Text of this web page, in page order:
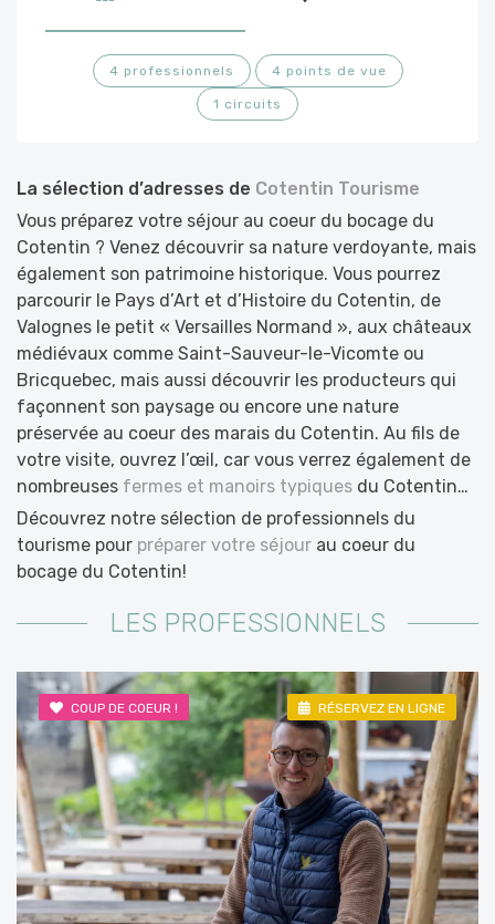
4 professionnels 4 points de vue
1 circuits
La sélection d’adresses de Cotentin Tourisme
Vous préparez votre séjour au coeur du bocage du
Cotentin ? Venez découvrir sa nature verdoyante, mais
également son patrimoine historique. Vous pourrez
parcourir le Pays d’Art et d’Histoire du Cotentin, de
Valognes le petit « Versailles Normand », aux châteaux
médiévaux comme Saint-Sauveur-le-Vicomte ou
Bricquebec, mais aussi découvrir les producteurs qui
façonnent son paysage ou encore une nature
préservée au coeur des marais du Cotentin. Au fils de
votre visite, ouvrez l’œil, car vous verrez également de
nombreuses fermes et manoirs typiques du Cotentin…
Découvrez notre sélection de professionnels du
tourisme pour préparer votre séjour au coeur du
bocage du Cotentin!
LES PROFESSIONNELS
COUP DE COEUR ! RÉSERVEZ EN LIGNE